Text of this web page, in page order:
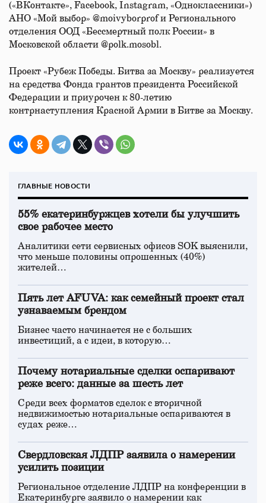
(«ВКонтакте», Facebook, Instagram, «Одноклассники»)
АНО «Мой выбор» @moivyborprof и Регионального
отделения ООД «Бессмертный полк России» в
Московской области @polk.mosobl.
Проект «Рубеж Победы. Битва за Москву» реализуется
на средства Фонда грантов президента Российской
Федерации и приурочен к 80-летию
контрнаступления Красной Армии в Битве за Москву.
ГЛАВНЫЕ НОВОСТИ
55% екатеринбуржцев хотели бы улучшить
свое рабочее место
Аналитики сети сервисных офисов SOK выяснили,
что меньше половины опрошенных (40%)
жителей…
Пять лет AFUVA: как семейный проект стал
узнаваемым брендом
Бизнес часто начинается не с больших
инвестиций, а с идеи, в которую…
Почему нотариальные сделки оспаривают
реже всего: данные за шесть лет
Среди всех форматов сделок с вторичной
недвижимостью нотариальные оспариваются в
судах реже…
Свердловская ЛДПР заявила о намерении
усилить позиции
Региональное отделение ЛДПР на конференции в
Екатеринбурге заявило о намерении как